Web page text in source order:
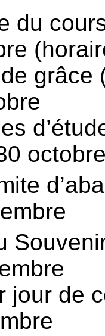
du
grâce
octobre
jour de